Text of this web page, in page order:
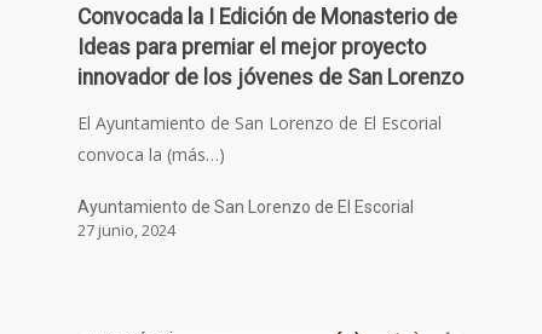
Convocada la I Edición de Monasterio de
Ideas para premiar el mejor proyecto
innovador de los jóvenes de San Lorenzo
El Ayuntamiento de San Lorenzo de El Escorial
convoca la (más…)
Ayuntamiento de San Lorenzo de El Escorial
27 junio, 2024